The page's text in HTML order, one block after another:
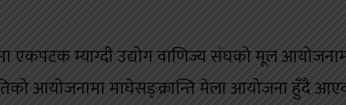
एकपटक म्याग्दी उद्योग वाणिज्य संघको मूल
आयोजनामा माघेसङ्क्रान्ति मेला आयोजना हुँदै